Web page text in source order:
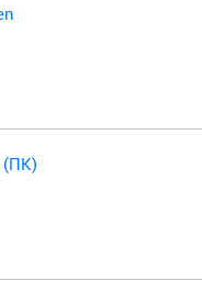
(ПК)